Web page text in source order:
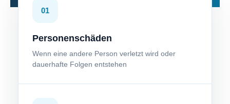
01
Per­sonenschäden
Wenn eine andere Person verletzt wird oder
dauerhafte Folgen entstehen